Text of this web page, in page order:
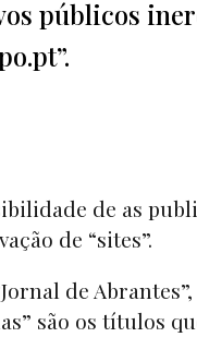
públicos
de as
de “sites”.
Jornal de Abrantes”,
” são os títulos